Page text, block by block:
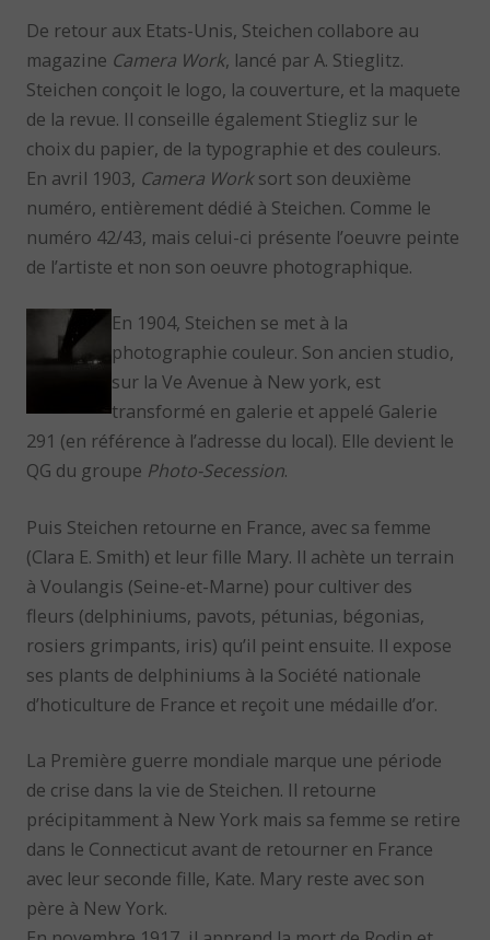
De retour aux Etats-Unis, Steichen collabore au
magazine Camera Work, lancé par A. Stieglitz.
Steichen conçoit le logo, la couverture, et la maquete
de la revue. Il conseille également Stiegliz sur le
choix du papier, de la typographie et des couleurs.
En avril 1903, Camera Worksort son deuxième
numéro, entièrement dédié à Steichen. Comme le
numéro 42/43, mais celui-ci présente l’oeuvre peinte
de l’artiste et non son oeuvre photographique.
En 1904, Steichen se met à la
photographie couleur. Son ancien studio,
sur la Ve Avenue à New york, est
transformé en galerie et appelé Galerie
291 (en référence à l’adresse du local). Elle devient le
QG du groupe Photo-Secession.
Puis Steichen retourne en France, avec sa femme
(Clara E. Smith) et leur fille Mary. Il achète un terrain
à Voulangis (Seine-et-Marne) pour cultiver des
fleurs (delphiniums, pavots, pétunias, bégonias,
rosiers grimpants, iris) qu’il peint ensuite. Il expose
ses plants de delphiniums à la Société nationale
d’hoticulture de France et reçoit une médaille d’or.
La Première guerre mondiale marque une période
de crise dans la vie de Steichen. Il retourne
précipitamment à New York mais sa femme se retire
dans le Connecticut avant de retourner en France
avec leur seconde fille, Kate. Mary reste avec son
père à New York.